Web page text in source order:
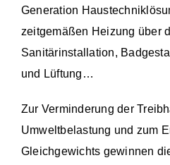
Generation
zeitgemäßen Heizung über
Sanitärinstallation,
und Lüftung…
Zur Verminderung der
Umweltbelastung und zum
Gleichgewichts gewinnen